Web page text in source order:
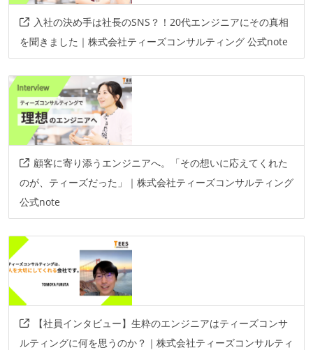
入社の決め手は社長のSNS？！20代エンジニアにその真相
を聞きました｜株式会社ティーズコンサルティング 公式note
顧客に寄り添うエンジニアへ。「その想いに応えてくれた
のが、ティーズだった」｜株式会社ティーズコンサルティング
公式note
【社員インタビュー】生粋のエンジニアはティーズコンサ
ルティングに何を思うのか？｜株式会社ティーズコンサルティ